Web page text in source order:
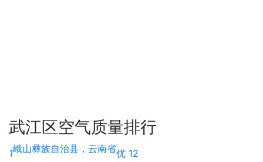
武江区空气质量排行
1峨山彝族自治县，云南省优 12